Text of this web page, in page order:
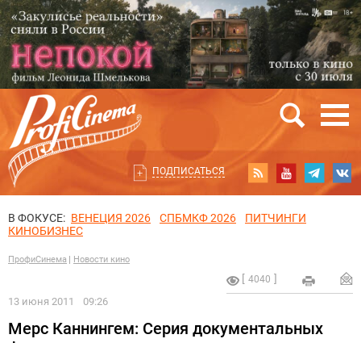
ПОДПИСАТЬСЯ
В ФОКУСЕ: ВЕНЕЦИЯ 2026 СПБМКФ 2026
ПИТЧИНГИ
КИНОБИЗНЕС
ПрофиСинема Новости кино
4040
13 июня 2011 09:26
Мерс Каннингем: Серия документальных